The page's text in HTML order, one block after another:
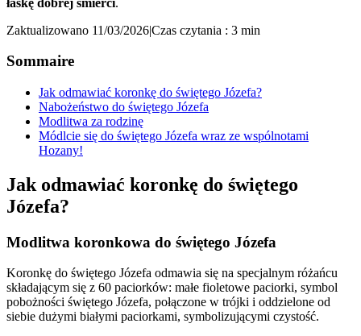
Zaktualizowano 11/03/2026|Czas czytania : 3 min
Sommaire
Jak odmawiać koronkę do świętego Józefa?
Nabożeństwo do świętego Józefa
Modlitwa za rodzinę
Módlcie się do świętego Józefa wraz ze wspólnotami
Hozany!
Jak odmawiać koronkę do świętego
Józefa?
Modlitwa koronkowa do świętego Józefa
Koronkę do świętego Józefa odmawia się na specjalnym różańcu
składającym się z 60 paciorków: małe fioletowe paciorki, symbol
pobożności świętego Józefa, połączone w trójki i oddzielone od
siebie dużymi białymi paciorkami, symbolizującymi czystość.